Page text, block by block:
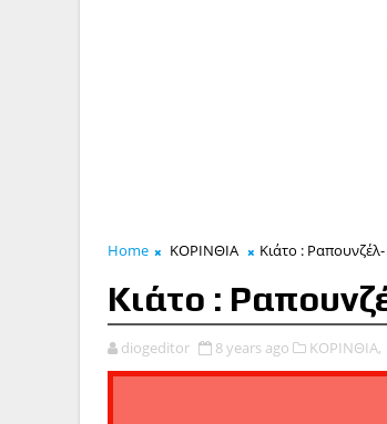
Home ΚΟΡΙΝΘΙΑ Κιάτο :
Κιάτο :
diogeditor 8 years ago ΚΟΡΙΝΘΙΑ,